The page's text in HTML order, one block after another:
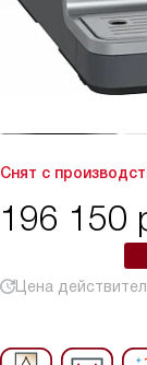
Снят с
196 150
Цена